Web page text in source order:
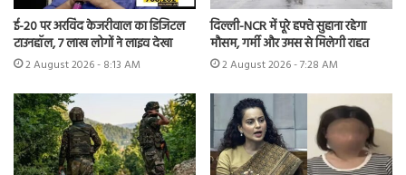
ई-20 पर अरविंद केजरीवाल का डिजिटल
टाउनहॉल, 7 लाख लोगों ने लाइव देखा
2 August 2026 - 8:13 AM
दिल्ली-NCR में पूरे हफ्ते सुहाना रहेगा
मौसम, गर्मी और उमस से मिलेगी राहत
2 August 2026 - 7:28 AM